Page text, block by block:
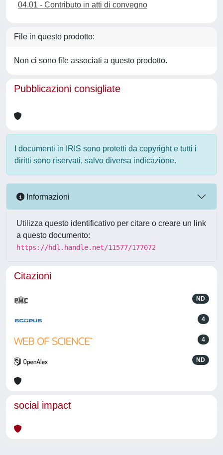
04.01 - Contributo in atti di convegno
File in questo prodotto:
Non ci sono file associati a questo prodotto.
Pubblicazioni consigliate
I documenti in IRIS sono protetti da copyright e tutti i
diritti sono riservati, salvo diversa indicazione.
Informazioni
Utilizza questo identificativo per citare o creare un link
a questo documento:
https://hdl.handle.net/11577/177072
Citazioni
ND
4
4
ND
social impact